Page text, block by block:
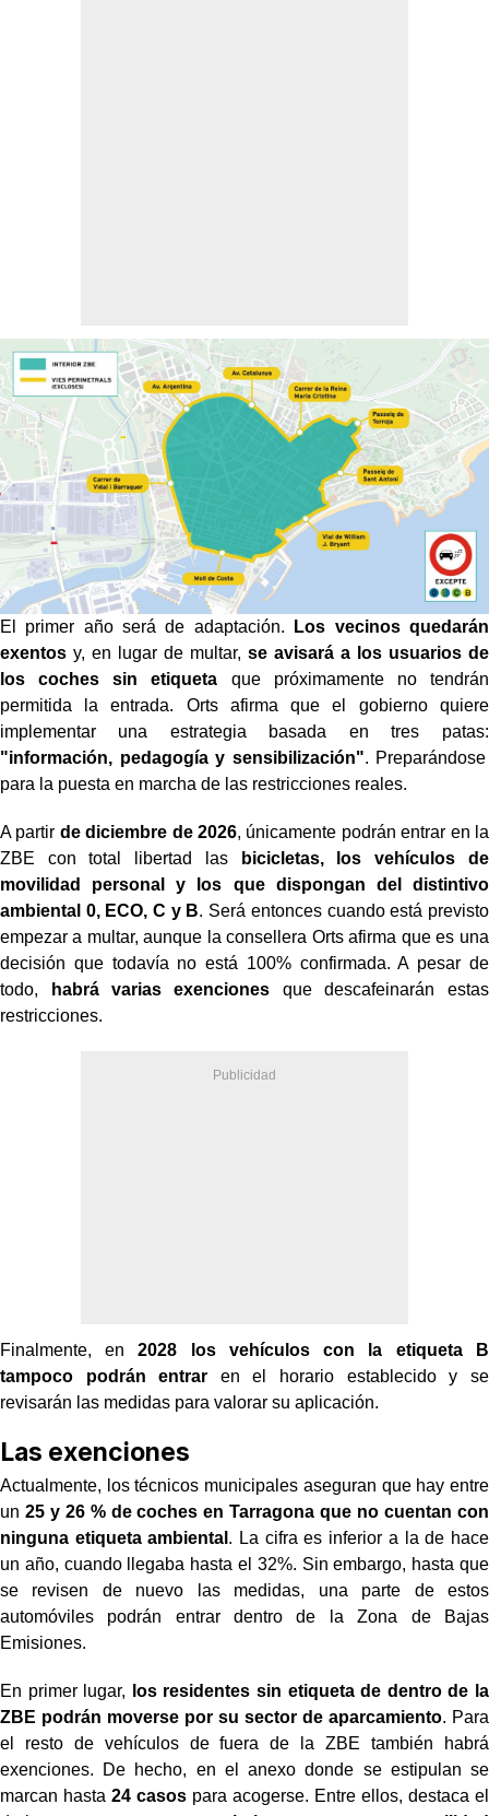
El primer año será de adaptación.
Los vecinos quedarán
exentos y, en lugar de multar, se avisará a los usuarios de
los coches sin etiqueta que próximamente no tendrán
permitida la entrada. Orts afirma que el gobierno quiere
implementar una estrategia basada en tres patas:
"información, pedagogía y sensibilización". Preparándose
para la puesta en marcha de las restricciones reales.
A partir de diciembre de 2026, únicamente podrán entrar en la
ZBE con total libertad lasbicicletas, los vehículos de
movilidad personal y los que dispongan del distintivo
ambiental 0, ECO, C y B. Será entonces cuando está previsto
empezar a multar, aunque la consellera Orts afirma que es una
decisión que todavía no está 100% confirmada. A pesar de
todo,
habrá varias exenciones que descafeinarán estas
restricciones.
Finalmente, en 2028 los vehículos con la etiqueta B
tampoco podrán entrar en el horario establecido y se
revisarán las medidas para valorar su aplicación.
Las exenciones
Actualmente, los técnicos municipales aseguran que hay entre
un 25 y 26 % de coches en Tarragona que no cuentan con
ninguna etiqueta ambiental . La cifra es inferior a la de hace
un año, cuando llegaba hasta el 32%. Sin embargo, hasta que
se revisen de nuevo las medidas, una parte de estos
automóviles podrán entrar dentro de la Zona de Bajas
Emisiones.
En primer lugar,
los residentes sin etiqueta de dentro de la
ZBE podrán moverse por su sector de aparcamiento. Para
el resto de vehículos de fuera de la ZBE también habrá
exenciones. De hecho, en el anexo donde se estipulan se
marcan hasta 24 casos para acogerse. Entre ellos, destaca el